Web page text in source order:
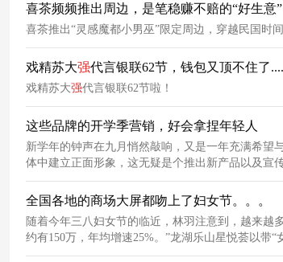
喜茶频频推出周边，是笔稳赚不赔的“好生意”
喜茶推出“灵感魔都小男巫”限定周边，穿越民国时
戏精苏大强代言银联62节，钱包又顶不住了
戏精苏大强代言银联62节啦！
这些品牌的开学季营销，好会拿捏年轻人
新学年的钟声在九月悄然敲响，又是一年充满希望
体中建立正面形象，这无疑是个推出新产品以及宣
年轻人群体。在这一现状下，借势开学季营销的试
全国各地的商场大屏都吻上了妇女节。。。
随着今年三八妇女节的临近，林羽注意到，越来越
约有150万，年均增速25%。”龙湖乐山星悦荟以带
是成为女性心声的 “扩音器”，用最朴素的方式传递